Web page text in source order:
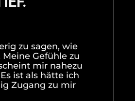
zu sagen, wie
Gefühle zu
mir nahezu
ist als hätte ich
Zugang zu mir